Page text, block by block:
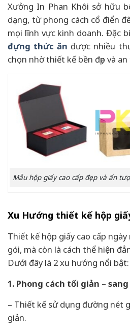
Xưởng In Phan Khôi sở hữu
dạng, từ phong cách cổ điển
mọi lĩnh vực kinh doanh. Đặc
đựng thức ăn được nhiều
chọn nhờ thiết kế bền đẹp và
Mẫu hộp giấy cao cấp đẹp và ấn
Xu Hướng thiết kế hộp
Thiết kế hộp giấy cao cấp
gói, mà còn là cách thể hiện
Dưới đây là 2 xu hướng nổi bật:
1. Phong cách tối giản –
– Thiết kế sử dụng đường nét
giản.